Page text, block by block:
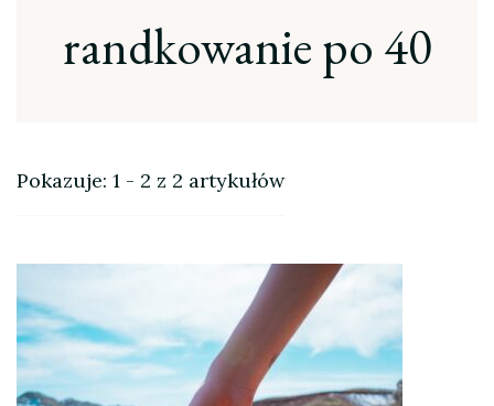
randkowanie po 40
Pokazuje: 1 - 2 z 2 artykułów